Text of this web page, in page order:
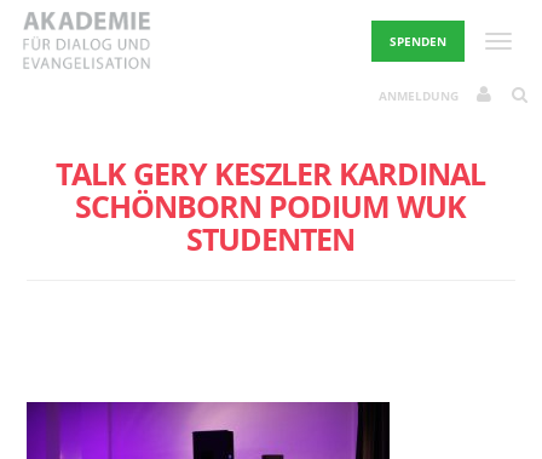
Skip
content
SPENDEN
ANMELDUNG
TALK GERY KESZLER KARDINAL
SCHÖNBORN PODIUM WUK
STUDENTEN